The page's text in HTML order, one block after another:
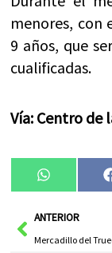
menores, con
9 años, que
cualificadas.
Vía: Centro de
en
AntANTERIOR